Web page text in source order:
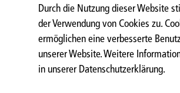
NOCH MEHR "STEIN IM BLUT"
Durch die Nutzung dieser Website
der Verwendung von Cookies zu.
ermöglichen eine verbesserte
unserer Website. Weitere
in unserer Datenschutzerklärung.